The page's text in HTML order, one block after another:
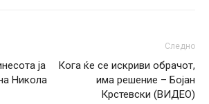
ја
Никола
Следно
Кога ќе се искриви обрачот,
има решение – Бојан
Крстевски (ВИДЕО)